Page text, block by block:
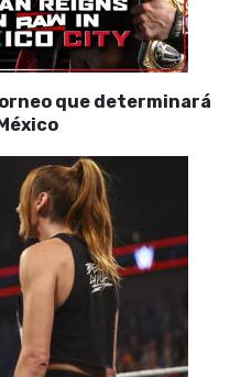
que determinará